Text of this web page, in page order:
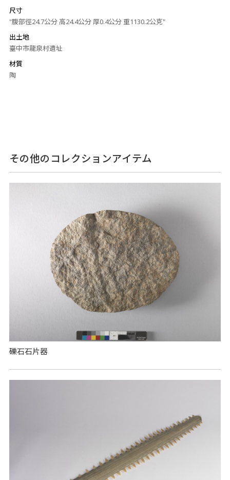
尺寸
"腹部徑24.7公分 高24.4公分 厚0.4公分 重1130.2公克"
出土地
臺中市龍泉村遺址
材質
陶
その他のコレクションアイテム
礫石石片器